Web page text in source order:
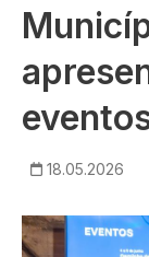
18.05.2026
Imagem